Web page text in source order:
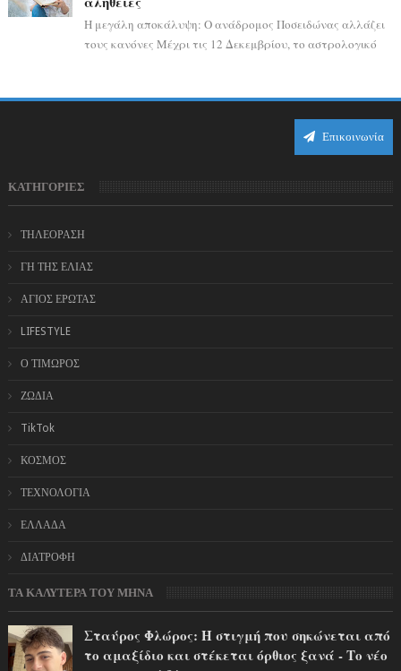
Η μεγάλη αποκάλυψη: Ο ανάδρομος Ποσειδώνας αλλάζει
τους κανόνες Μέχρι τις 12 Δεκεμβρίου, το αστρολογικό
Επικοινωνία
ΚΑΤΗΓΟΡΙΕΣ
ΤΗΛΕΟΡΑΣΗ
ΓΗ ΤΗΣ ΕΛΙΑΣ
ΑΓΙΟΣ ΕΡΩΤΑΣ
LIFESTYLE
Ο ΤΙΜΩΡΟΣ
ΖΩΔΙΑ
TikTok
ΚΟΣΜΟΣ
ΤΕΧΝΟΛΟΓΙΑ
ΕΛΛΑΔΑ
ΔΙΑΤΡΟΦΗ
ΤΑ ΚΑΛΥΤΕΡΑ ΤΟΥ ΜΗΝΑ
Σταύρος Φλώρος: Η στιγμή που σηκώνεται από
το αμαξίδιο και στέκεται όρθιος ξανά - Το νέο